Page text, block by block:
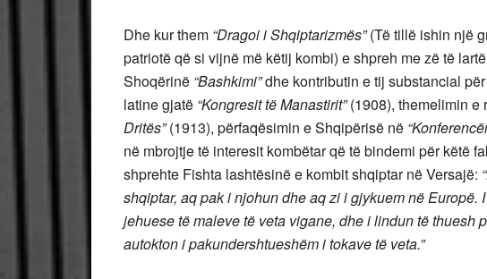
Dhe kur them “Dragoi i Shqiptarizmës”(Të tillë ishin një
patriotë që si vijnë më këtij kombi) e shpreh me zë të
Shoqërinë “Bashkimi”dhe kontributin e tij substancial
latine gjatë “Kongresit të Manastirit”(1908), themelimin e
Dritës”(1913), përfaqësimin e Shqipërisë në
në mbrojtje të interesit kombëtar që të bindemi për këtë
shprehte Fishta lashtësinë e kombit shqiptar në Versajë:
shqiptar, aq pak i njohun dhe aq zi i gjykuem në
jehuese të maleve të veta vigane, dhe i lindun të thuesh
autokton i pakundershtueshëm i tokave të veta.”